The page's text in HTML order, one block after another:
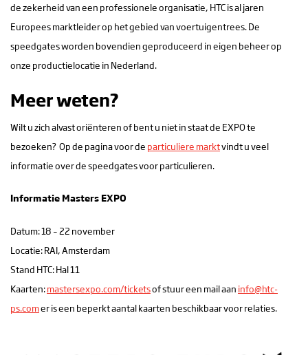
de zekerheid van een professionele organisatie, HTC is al jaren
Europees marktleider op het gebied van voertuigentrees. De
speedgates worden bovendien geproduceerd in eigen beheer op
onze productielocatie in Nederland.
Meer weten?
Wilt u zich alvast oriënteren of bent u niet in staat de EXPO te
bezoeken? Op de pagina voor de particuliere marktvindt u veel
informatie over de speedgates voor particulieren.
Informatie Masters EXPO
Datum: 18 – 22 november
Locatie: RAI, Amsterdam
Stand HTC: Hal 11
Kaarten:mastersexpo.com/ticketsof stuur een mail aan info@htc-
ps.comer is een beperkt aantal kaarten beschikbaar voor relaties.